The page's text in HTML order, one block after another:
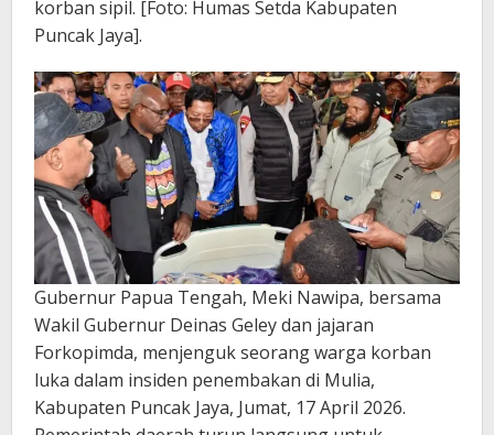
korban sipil. [Foto: Humas Setda Kabupaten
Puncak Jaya].
Gubernur Papua Tengah, Meki Nawipa, bersama
Wakil Gubernur Deinas Geley dan jajaran
Forkopimda, menjenguk seorang warga korban
luka dalam insiden penembakan di Mulia,
Kabupaten Puncak Jaya, Jumat, 17 April 2026.